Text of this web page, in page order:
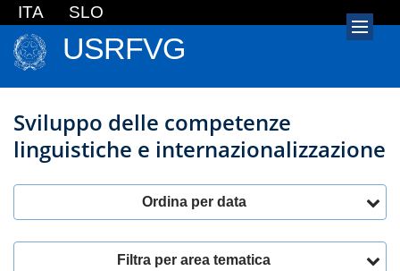
ITA SLO
USRFVG
Sviluppo delle competenze
linguistiche e internazionalizzazione
Ordina per data
Filtra per area tematica